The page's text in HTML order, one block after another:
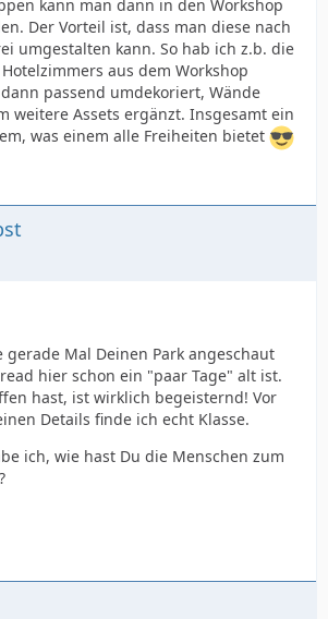
kann man dann in den Workshop
Der Vorteil ist, dass man diese nach
umgestalten kann. So hab ich z.b. die
aus dem Workshop
passend umdekoriert, Wände
weitere Assets ergänzt. Insgesamt ein
was einem alle Freiheiten bietet
gerade Mal Deinen Park angeschaut
hier schon ein "paar Tage" alt ist.
hast, ist wirklich begeisternd! Vor
Details finde ich echt Klasse.
ich, wie hast Du die Menschen zum